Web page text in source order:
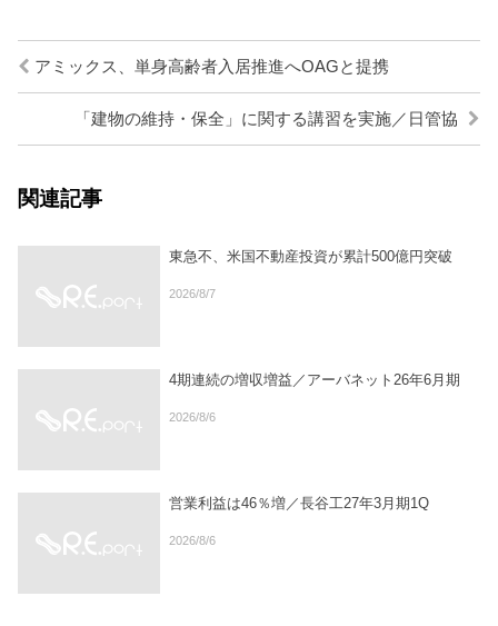
アミックス、単身高齢者入居推進へOAGと提携
「建物の維持・保全」に関する講習を実施／日管協
関連記事
東急不、米国不動産投資が累計500億円突破
2026/8/7
4期連続の増収増益／アーバネット26年6月期
2026/8/6
営業利益は46％増／長谷工27年3月期1Q
2026/8/6